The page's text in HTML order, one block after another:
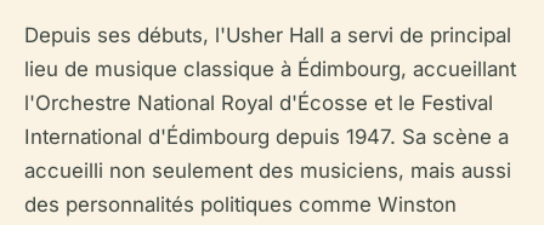
Depuis ses débuts, l'Usher Hall a servi de principal
lieu de musique classique à Édimbourg, accueillant
l'Orchestre National Royal d'Écosse et le Festival
International d'Édimbourg depuis 1947. Sa scène a
accueilli non seulement des musiciens, mais aussi
des personnalités politiques comme Winston